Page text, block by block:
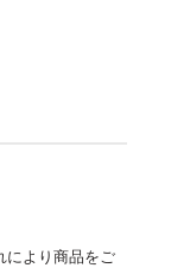
により商品をご